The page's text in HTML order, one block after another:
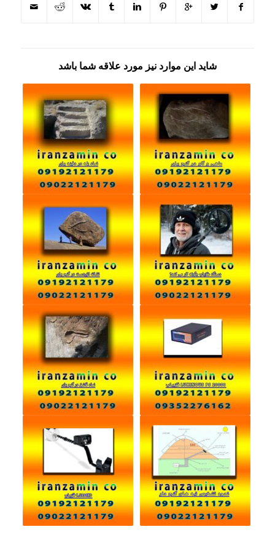
شاید این موارد نیز مورد علاقه شما باشد